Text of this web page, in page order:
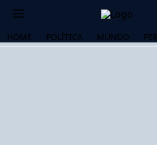
HOME POLÍTICA MUNDO